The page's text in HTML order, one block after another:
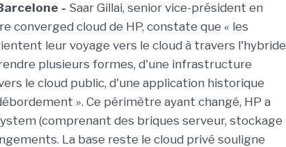
- Saar Gillai, senior vice-président en
converged cloud de HP, constate que « les
leur voyage vers le cloud à travers l'hybride
plusieurs formes, d'une infrastructure
le cloud public, d'une application historique
». Ce périmètre ayant changé, HP a
(comprenant des briques serveur, stockage
La base reste le cloud privé souligne